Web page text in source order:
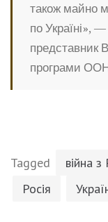
також майно
по Україні»,
представник
програми ООН
Tagged війна з
Росія